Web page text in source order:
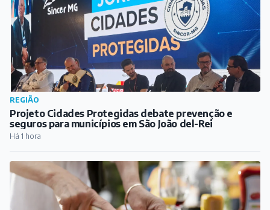
REGIÃO
Projeto Cidades Protegidas debate prevenção e
seguros para municípios em São João del-Rei
Há 1 hora